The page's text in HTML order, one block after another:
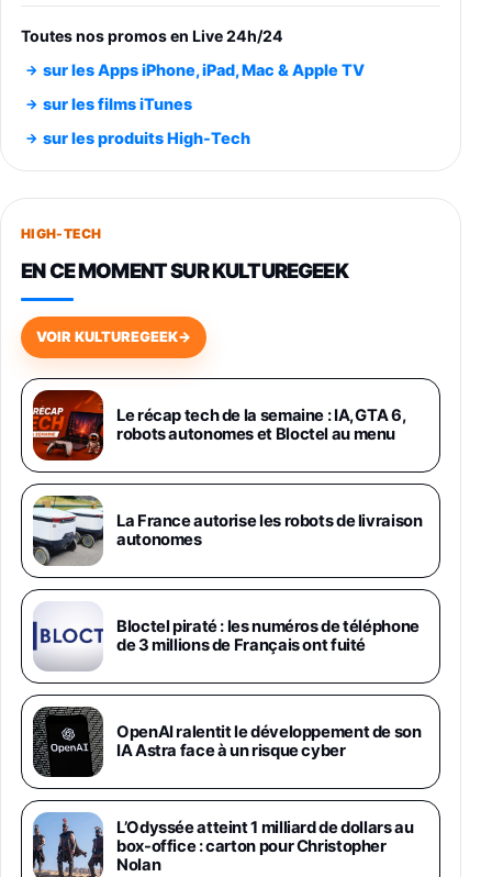
entraénement direct 3 vitesses (33-45-78
trs/min) avec pre-ampli intégré et port USB
Smartphone SAMSUNG Galaxy S26 Ultra
891,99€1199€Fnac (Vendeur Tiers)
Smartphone SAMSUNG Galaxy S26+ Violet
749,99€
648,63€834,71€
Samsung Galaxy Miracle Ultra, Smartphone
Android 5G avec Galaxy AI, 512 Go,
Chargeur Secteur Rapide 25W Inclus,
Smartphone déverrouillé, Noir, Version FR
1019€
Galaxy S26 Ultra 512 Go Bleu
1019€1399€Fnac (Vendeur Tiers)
Galaxy S26 Ultra 256 Go Violet
892€1199€Fnac (Vendeur Tiers)
Philips SHK2000BL - Casque Enfant - Bleu &
Répartiteur Audio 5 Casques, Blanc
24,94€29,96€Fnac (Vendeur Tiers)
Asus RT-AC59U Routeur sans Fil Double
Bande Gigabit (Serveur et Client VPN, Triple
Vlan, Mode Point d'accès et Bridge, contrôle
Parental, Qos)
39,72€50,42€
Toutes nos promos en Live 24h/24
sur les Apps iPhone, iPad, Mac & Apple TV
sur les films iTunes
sur les produits High-Tech
HIGH-TECH
EN CE MOMENT SUR KULTUREGEEK
VOIR KULTUREGEEK→
Le récap tech de la semaine : IA, GTA 6,
robots autonomes et Bloctel au menu
La France autorise les robots de livraison
autonomes
Bloctel piraté : les numéros de téléphone
de 3 millions de Français ont fuité
OpenAI ralentit le développement de son
IA Astra face à un risque cyber
L’Odyssée atteint 1 milliard de dollars au
box-office : carton pour Christopher
Nolan